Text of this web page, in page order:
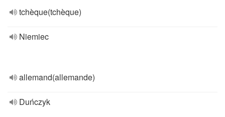
tchèque(tchèque)
Niemiec
allemand(allemande)
Duńczyk